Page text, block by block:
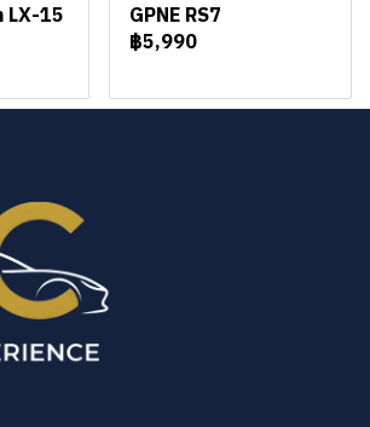
LX-15
GPNE RS7
฿5,990